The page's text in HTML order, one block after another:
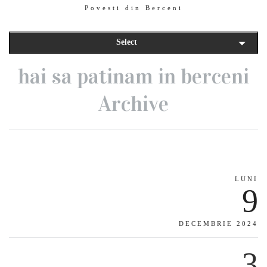
Povesti din Berceni
Select
hai sa patinam in berceni
Archive
LUNI
9
DECEMBRIE 2024